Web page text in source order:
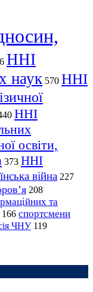
ННІ
наук 570 ННІ
ННІ
освіти,
373 ННІ
війна 227
208
та
166 спортсмени
ЧНУ 119